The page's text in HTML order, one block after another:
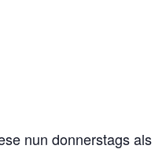
nun donnerstags als